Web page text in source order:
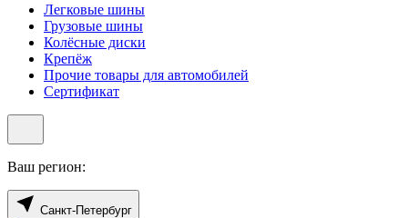
Легковые шины
Грузовые шины
Колёсные диски
Крепёж
Прочие товары для автомобилей
Сертификат
Ваш регион:
Санкт-Петербург